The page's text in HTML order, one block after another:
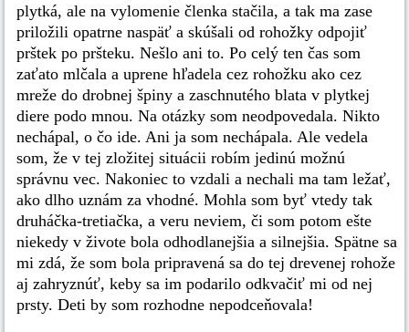
plytká, ale na vylomenie členka stačila, a tak ma zase
priložili opatrne naspäť a skúšali od rohožky odpojiť
prštek po pršteku. Nešlo ani to. Po celý ten čas som
zaťato mlčala a uprene hľadela cez rohožku ako cez
mreže do drobnej špiny a zaschnutého blata v plytkej
diere podo mnou. Na otázky som neodpovedala. Nikto
nechápal, o čo ide. Ani ja som nechápala. Ale vedela
som, že v tej zložitej situácii robím jedinú možnú
správnu vec. Nakoniec to vzdali a nechali ma tam ležať,
ako dlho uznám za vhodné. Mohla som byť vtedy tak
druháčka-tretiačka, a veru neviem, či som potom ešte
niekedy v živote bola odhodlanejšia a silnejšia. Spätne sa
mi zdá, že som bola pripravená sa do tej drevenej rohože
aj zahryznúť, keby sa im podarilo odkvačiť mi od nej
prsty. Deti by som rozhodne nepodceňovala!